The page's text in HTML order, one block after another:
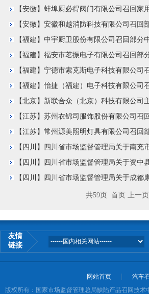
【安徽】蚌埠厨必得阀门有限公司召回家
【安徽】安徽和越消防科技有限公司召回
【福建】中宇厨卫股份有限公司召回部分
【福建】福安市茗振电子有限公司召回部
【福建】宁德市索克斯电子科技有限公司
【福建】怡捷（福建）电子科技有限公司
【北京】新联合众（北京）科技有限公司
【江苏】苏州衣锦司服饰股份有限公司
【江苏】常州源美照明灯具有限公司召回
【四川】四川省市场监督管理局关于南
【四川】四川省市场监督管理局关于资
【四川】四川省市场监督管理局关于成
共59页 首页 上一
友情
链接
网站首页 汽车
版权所有：国家市场监督管理总局缺陷产品召回技术